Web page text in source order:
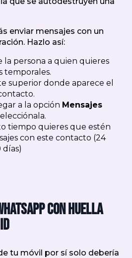
enviar mensajes con un
Hazlo así:
la persona a quien quieres
temporales.
superior donde aparece el
a la opción Mensajes
tiempo quieres que estén
con este contacto (24
días)
con huella
tu móvil por sí solo debería